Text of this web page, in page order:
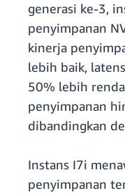
generasi ke-3,
penyimpanan
kinerja
lebih baik,
50% lebih
penyimpanan
dibandingkan
Instans I7i
penyimpanan